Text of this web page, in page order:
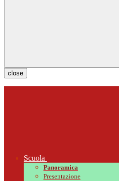
close
Scuola
Panoramica
Presentazione